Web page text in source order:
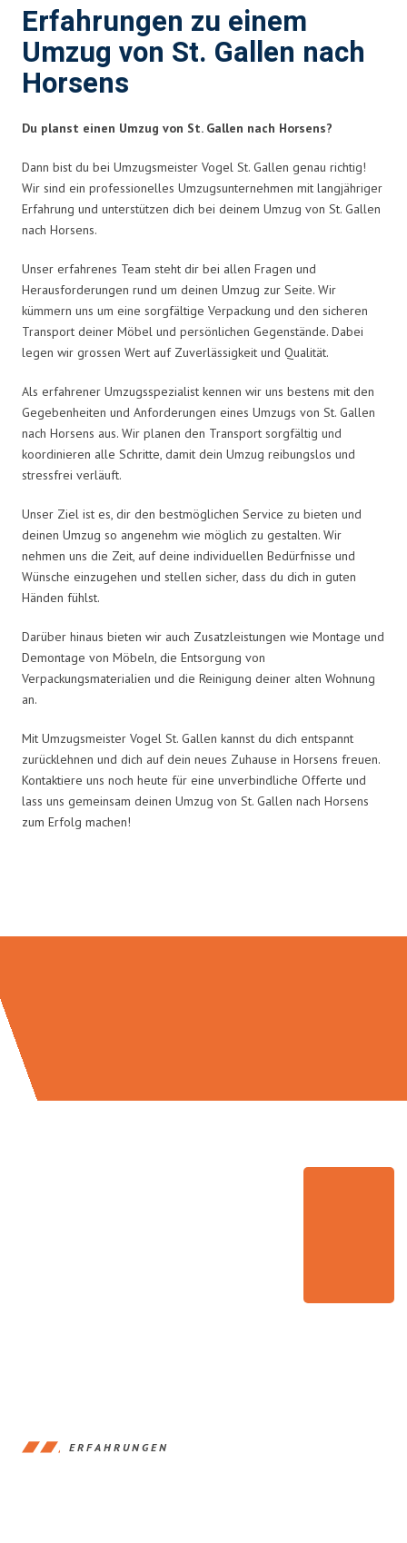
Erfahrungen zu einem
Umzug von St. Gallen nach
Horsens
Du planst einen Umzug von St. Gallen nach Horsens?
Dann bist du bei Umzugsmeister Vogel St. Gallen genau richtig!
Wir sind ein professionelles Umzugsunternehmen mit langjähriger
Erfahrung und unterstützen dich bei deinem Umzug von St. Gallen
nach Horsens.
Unser erfahrenes Team steht dir bei allen Fragen und
Herausforderungen rund um deinen Umzug zur Seite. Wir
kümmern uns um eine sorgfältige Verpackung und den sicheren
Transport deiner Möbel und persönlichen Gegenstände. Dabei
legen wir grossen Wert auf Zuverlässigkeit und Qualität.
Als erfahrener Umzugsspezialist kennen wir uns bestens mit den
Gegebenheiten und Anforderungen eines Umzugs von St. Gallen
nach Horsens aus. Wir planen den Transport sorgfältig und
koordinieren alle Schritte, damit dein Umzug reibungslos und
stressfrei verläuft.
Unser Ziel ist es, dir den bestmöglichen Service zu bieten und
deinen Umzug so angenehm wie möglich zu gestalten. Wir
nehmen uns die Zeit, auf deine individuellen Bedürfnisse und
Wünsche einzugehen und stellen sicher, dass du dich in guten
Händen fühlst.
Darüber hinaus bieten wir auch Zusatzleistungen wie Montage und
Demontage von Möbeln, die Entsorgung von
Verpackungsmaterialien und die Reinigung deiner alten Wohnung
an.
Mit Umzugsmeister Vogel St. Gallen kannst du dich entspannt
zurücklehnen und dich auf dein neues Zuhause in Horsens freuen.
Kontaktiere uns noch heute für eine unverbindliche Offerte und
lass uns gemeinsam deinen Umzug von St. Gallen nach Horsens
zum Erfolg machen!
ERFAHRUNGEN